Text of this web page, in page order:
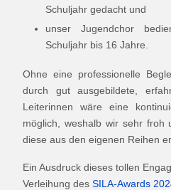
Schuljahr gedacht und
unser Jugendchor
Schuljahr bis 16 Jahre.
Ohne eine professionelle
durch gut ausgebildete,
Leiterinnen wäre eine
möglich, weshalb wir sehr froh
diese aus den eigenen Reihen
Ein Ausdruck dieses tollen
Verleihung des SILA-Awards